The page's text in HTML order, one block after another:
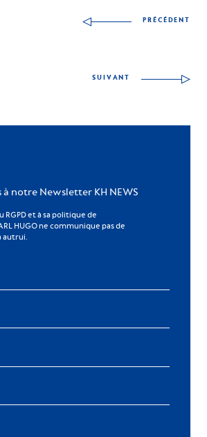
PRÉCÉDENT
SUIVANT
notre Newsletter KH NEWS
et à sa politique de
HUGO ne communique pas de
autrui.